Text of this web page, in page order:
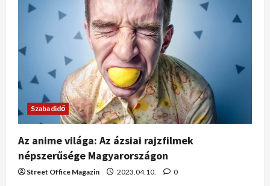
Szabadidő
Az anime világa: Az ázsiai rajzfilmek
népszerűsége Magyarországon
Street Office Magazin 2023.04.10. 0